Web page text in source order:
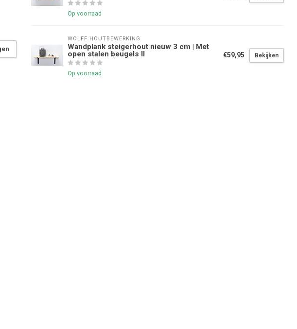
Op voorraad
WOLFF HOUTBEWERKING
Wandplank steigerhout nieuw 3 cm | Met
open stalen beugels II
Op voorraad
€59,95 Bekijken